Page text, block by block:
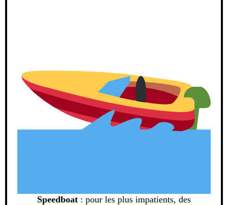
Speedboat : pour les plus impatients, des